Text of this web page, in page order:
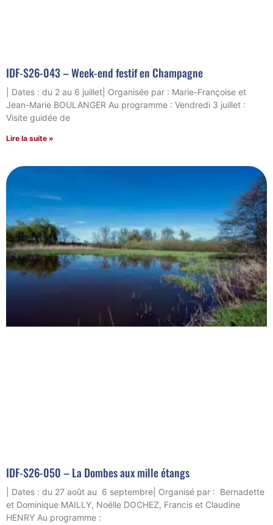
IDF-S26-043 – Week-end festif en Champagne
| Dates : du 2 au 6 juillet| Organisée par : Marie-Françoise et
Jean-Marie BOULANGER Au programme : Vendredi 3 juillet :
Visite guidée de
Lire la suite »
IDF-S26-050 – La Dombes aux mille étangs
| Dates : du 27 août au 6 septembre| Organisé par : Bernadette
et Dominique MAILLY, Noëlle DOCHEZ, Francis et Claudine
HENRY Au programme :